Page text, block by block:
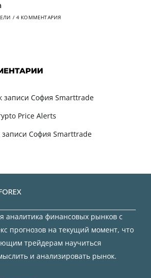
/ 4 КОММЕНТАРИЯ
записи София Smarttrade
Price Alerts
записи София Smarttrade
аналитика финансовых рынков с
прогнозов на текущий момент, что
трейдерам научиться
и анализировать рынок.